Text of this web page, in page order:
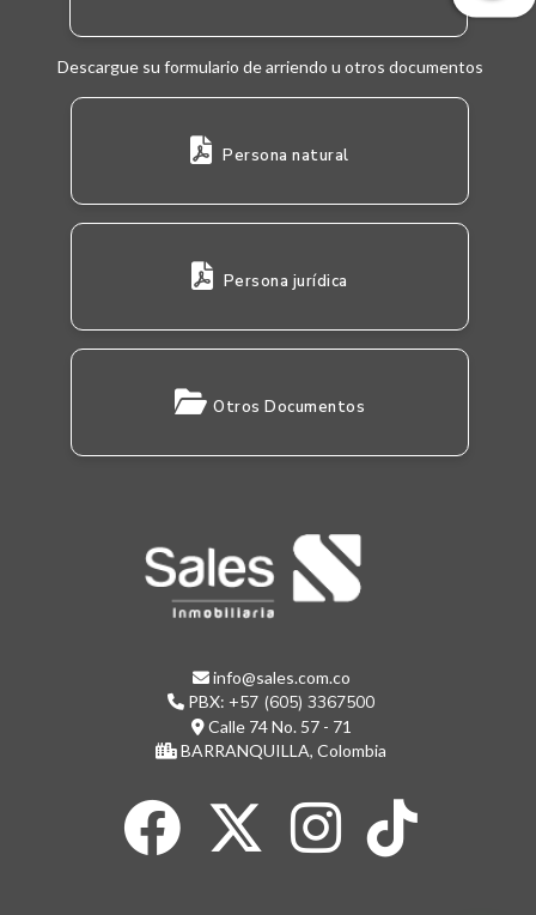
Descargue su formulario de arriendo u otros documentos
Persona natural
Persona jurídica
Otros Documentos
info@sales.com.co
PBX: +57 (605) 3367500
Calle 74 No. 57 - 71
BARRANQUILLA, Colombia